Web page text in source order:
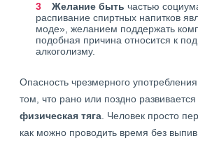
Желание быть частью
распивание спиртных напитков
моде», желанием поддержать
подобная причина относится к
алкоголизму.
Опасность чрезмерного
том, что рано или поздно
физическая тяга . Человек просто
как можно проводить время без